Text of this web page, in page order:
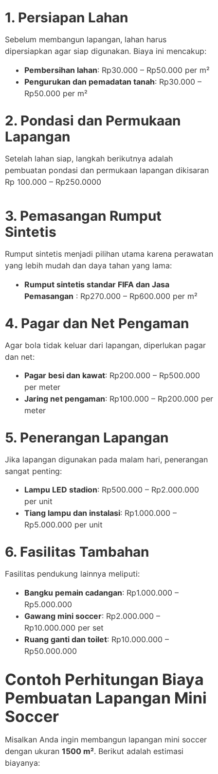
1. Persiapan Lahan
Sebelum membangun lapangan, lahan harus
dipersiapkan agar siap digunakan. Biaya ini mencakup:
Pembersihan lahan: Rp30.000 – Rp50.000 per m²
Pengurukan dan pemadatan tanah: Rp30.000 –
Rp50.000 per m²
2. Pondasi dan Permukaan
Lapangan
Setelah lahan siap, langkah berikutnya adalah
pembuatan pondasi dan permukaan lapangan dikisaran
Rp 100.000 – Rp250.0000
3. Pemasangan Rumput
Sintetis
Rumput sintetis menjadi pilihan utama karena perawatan
yang lebih mudah dan daya tahan yang lama:
Rumput sintetis standar FIFA dan Jasa
Pemasangan : Rp270.000 – Rp600.000 per m²
4. Pagar dan Net Pengaman
Agar bola tidak keluar dari lapangan, diperlukan pagar
dan net:
Pagar besi dan kawat: Rp200.000 – Rp500.000
per meter
Jaring net pengaman: Rp100.000 – Rp200.000 per
meter
5. Penerangan Lapangan
Jika lapangan digunakan pada malam hari, penerangan
sangat penting:
Lampu LED stadion: Rp500.000 – Rp2.000.000
per unit
Tiang lampu dan instalasi: Rp1.000.000 –
Rp5.000.000 per unit
6. Fasilitas Tambahan
Fasilitas pendukung lainnya meliputi:
Bangku pemain cadangan: Rp1.000.000 –
Rp5.000.000
Gawang mini soccer: Rp2.000.000 –
Rp10.000.000 per set
Ruang ganti dan toilet: Rp10.000.000 –
Rp50.000.000
Contoh Perhitungan Biaya
Pembuatan Lapangan Mini
Soccer
Misalkan Anda ingin membangun lapangan mini soccer
dengan ukuran 1500 m². Berikut adalah estimasi
biayanya: